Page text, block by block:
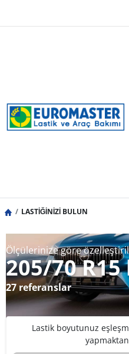
LASTİĞİNİZİ BULUN
Ölçülerinize göre
205/70
27 referanslar
Lastik boyutunuz